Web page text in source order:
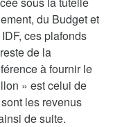
du Budget et
ces plafonds
de la
à fournir le
» est celui de
les revenus
de suite.